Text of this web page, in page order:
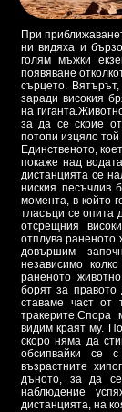
При
ни видяха и
голям мъжки
появяване
сърцето.
заради високия
на
за да се скрие
потопи изцяло той
Единственото,
покаже над
дистанцията се
ниския песъчлив
момента, в който
тласъци се опита
отсрещния
отплува раненото
довършим
независимо
раненото
борят за правото
ставаме част от
видим краят му.
скоро няма да
обсипвайки се
възрастните
дъното, за да
наблюдение
дистанцията, на